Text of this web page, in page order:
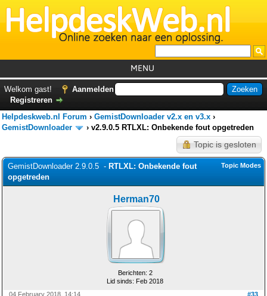
MENU
Foutcodes
GemistDownloader*
Forum
Welkom gast!
Aanmelden
Registreren
Helpdeskweb.nl Forum › GemistDownloader v2.x en v3.x ›
GemistDownloader
› v2.9.0.5 RTLXL: Onbekende fout opgetreden
Topic is gesloten
Topic Modes
GemistDownloader 2.9.0.5 - RTLXL: Onbekende fout
opgetreden
Herman70
Berichten: 2
Lid sinds: Feb 2018
#33
04 February 2018, 14:14